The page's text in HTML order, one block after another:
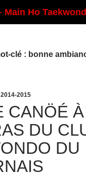
Main Ho
clé : bonne
2015
CANÖÉ À
DU
DU